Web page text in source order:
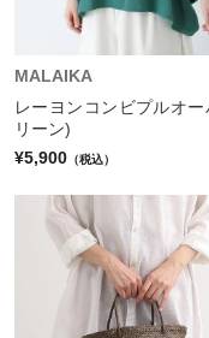
MALAIKA
レーヨンコンビプルオ
リーン)
¥5,900 （税込）